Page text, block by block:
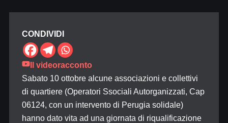
CONDIVIDI
Il videoracconto
Sabato 10 ottobre alcune associazioni e collettivi
di quartiere (Operatori Ssociali Autorganizzati, Cap
06124, con un intervento di Perugia solidale)
hanno dato vita ad una giornata di riqualificazione